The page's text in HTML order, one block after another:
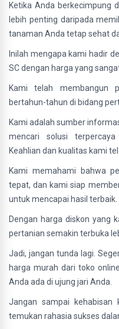
Ketika Anda berkecimpung
lebih penting daripada
tanaman Anda tetap sehat
Inilah mengapa kami hadir
SC dengan harga yang
Kami telah membangun
bertahun-tahun di bidang
Kami adalah sumber
mencari solusi
Keahlian dan kualitas kami
Kami memahami bahwa
tepat, dan kami siap
untuk mencapai hasil terbaik.
Dengan harga diskon yang
pertanian semakin terbuka
Jadi, jangan tunda lagi.
harga murah dari toko
Anda ada di ujung jari Anda.
Jangan sampai kehabisan
temukan rahasia sukses